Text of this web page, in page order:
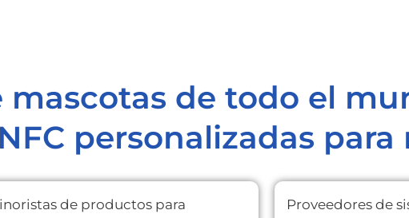
mascotas de todo el
personalizadas para
de productos para
Proveedores de